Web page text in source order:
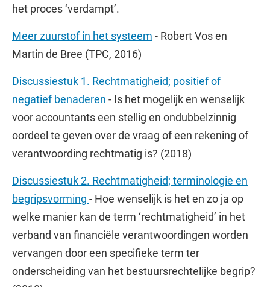
het proces ‘verdampt’.
Meer zuurstof in het systeem - Robert Vos en
Martin de Bree (TPC, 2016)
Discussiestuk 1. Rechtmatigheid; positief of
negatief benaderen - Is het mogelijk en wenselijk
voor accountants een stellig en ondubbelzinnig
oordeel te geven over de vraag of een rekening of
verantwoording rechtmatig is? (2018)
Discussiestuk 2. Rechtmatigheid; terminologie en
begripsvorming - Hoe wenselijk is het en zo ja op
welke manier kan de term ‘rechtmatigheid’ in het
verband van financiële verantwoordingen worden
vervangen door een specifieke term ter
onderscheiding van het bestuursrechtelijke begrip?